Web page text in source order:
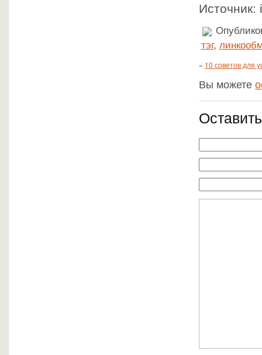
Источник:
тэг,
« 10 советов для
Вы можете